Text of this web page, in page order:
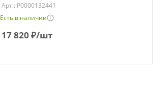
Арт.: Р0000132441
Есть в наличии
17 820 ₽/шт